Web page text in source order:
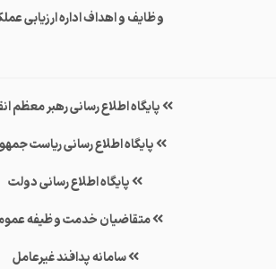
وظایف و اهداف اداره ارزیابی
پایگاه اطلاع رسانی رهبر معظم
پایگاه اطلاع رسانی ریاست
پایگاه اطلاع رسانی دولت
متقاضیان خدمت وظیفه
سامانه پدافند غیرعامل